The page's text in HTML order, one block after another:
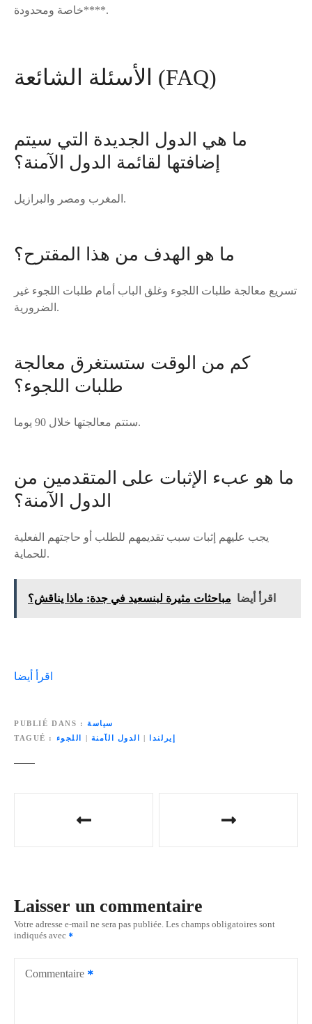
**خاصة ومحدودة**.
الأسئلة الشائعة (FAQ)
ما هي الدول الجديدة التي سيتم
إضافتها لقائمة الدول الآمنة؟
المغرب ومصر والبرازيل.
ما هو الهدف من هذا المقترح؟
تسريع معالجة طلبات اللجوء وغلق الباب أمام طلبات اللجوء غير
الضرورية.
كم من الوقت ستستغرق معالجة
طلبات اللجوء؟
ستتم معالجتها خلال 90 يوما.
ما هو عبء الإثبات على المتقدمين من
الدول الآمنة؟
يجب عليهم إثبات سبب تقديمهم للطلب أو حاجتهم الفعلية
للحماية.
اقرأ أيضا مباحثات مثيرة لبنسعيد في جدة: ماذا يناقش؟
اقرأ أيضا
PUBLIÉ DANS
سياسة
TAGUÉ
إيرلندا | الدول الآمنة | اللجوء
g
a
Laisser un commentaire
Votre adresse e-mail ne sera pas publiée. Les champs obligatoires sont
indiqués avec
Commentaire